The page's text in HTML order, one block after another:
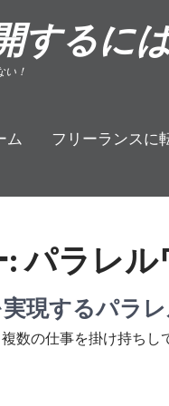
するに
い！
ム フリーランスに
:パラレル
現するパラ
数の仕事を掛け持ちし